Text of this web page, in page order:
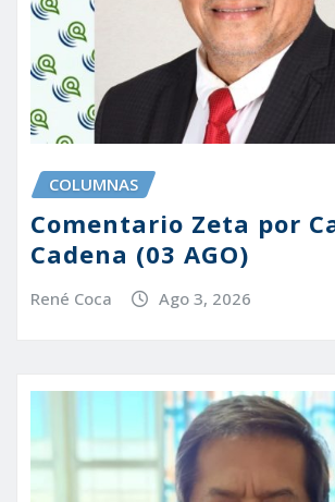
COLUMNAS
Comentario Zeta por
Cadena (03 AGO)
René Coca Ago 3, 2026